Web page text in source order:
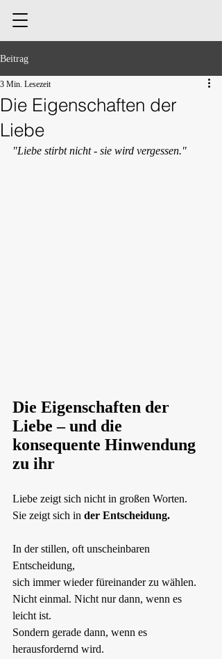
Beitrag
Die Eigenschaften der
Liebe
3 Min. Lesezeit
"Liebe stirbt nicht - sie wird vergessen."
Die Eigenschaften der
Liebe – und die
konsequente Hinwendung
zu ihr
Liebe zeigt sich nicht in großen Worten.
Sie zeigt sich in der Entscheidung.
In der stillen, oft unscheinbaren
Entscheidung,
sich immer wieder füreinander zu wählen.
Nicht einmal. Nicht nur dann, wenn es
leicht ist.
Sondern gerade dann, wenn es
herausfordernd wird.